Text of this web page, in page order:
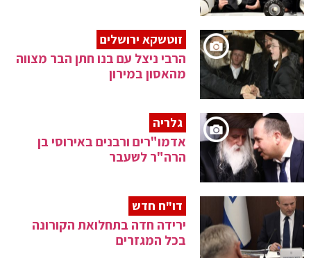
זוטשקא ירושלים
הרבי ניצל עם בנו חתן הבר מצווה
מהאסון במירון
גלריה
אדמו"רים ורבנים באירוסי בן
הרה"ר לשעבר
דו"ח חדש
ירידה חדה בתחלואת הקורונה
בכל המגזרים